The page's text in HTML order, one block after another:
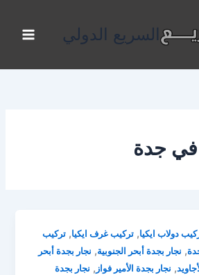
السريع الدولي
في جدة
دولاب ايكيا,تركيب غرف ايكيا,تركيب
, نجار بجدة أبحر الجنوبية, نجار بجدة أبحر
, نجار بجدة الأمير فواز , نجار بجدة